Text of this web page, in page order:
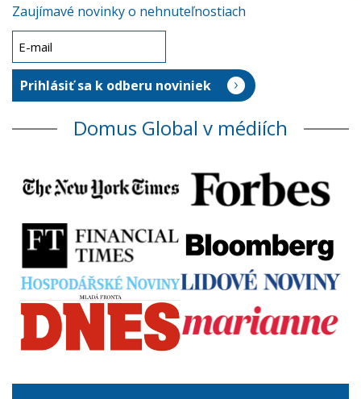
Zaujímavé novinky o nehnuteľnostiach
Domus Global v médiích